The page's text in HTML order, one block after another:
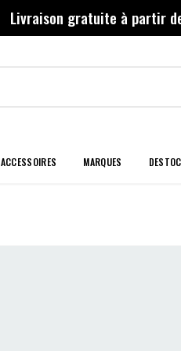
Livraison gratuite à partir
ACCESSOIRES MARQUES